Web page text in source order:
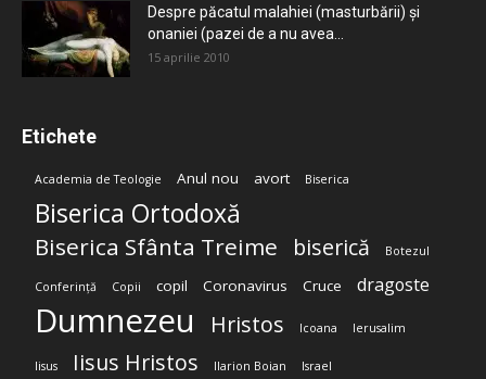
Despre păcatul malahiei (masturbării) şi
onaniei (pazei de a nu avea...
15 aprilie 2010
Etichete
Academia de Teologie Anul nou avort Biserica
Biserica Ortodoxă
Biserica Sfânta Treime biserică Botezul
Conferință Copii copil Coronavirus Cruce dragoste
Dumnezeu Hristos Icoana Ierusalim
Iisus Iisus Hristos Ilarion Boian Israel